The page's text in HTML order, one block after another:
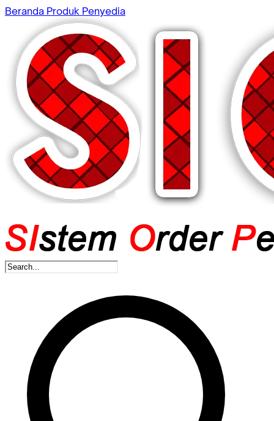
Beranda Produk Penyedia